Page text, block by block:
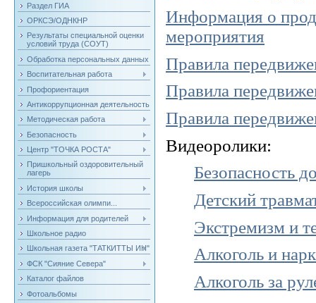
Раздел ГИА
ОРКСЭ/ОДНКНР
Результаты специальной оценки
условий труда (СОУТ)
Обработка персональных данных
Воспитательная работа
Профориентация
Антикоррупционная деятельность
Методическая работа
Безопасность
Центр "ТОЧКА РОСТА"
Пришкольный оздоровительный
лагерь
История школы
Всероссийская олимпи...
Информация для родителей
Школьное радио
Школьная газета "ТАТКИТТЫ ИН"
ФСК "Сияние Севера"
Каталог файлов
Фотоальбомы
Информация о
мероприятия
Правила
Правила
Правила
Видеоролики:
Безопасность
Детский
Экстремизм и
Алкоголь и
Алкоголь за